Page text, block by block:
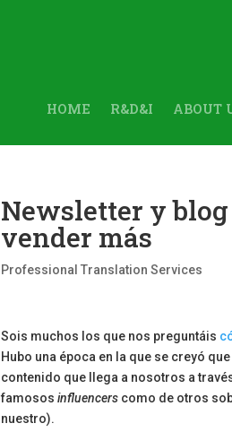
HOME R&D&I ABOUT
Newsletter y
vender más
Professional Translation Services
Sois muchos los que nos preguntáis
Hubo una época en la que se creyó
contenido que llega a nosotros a
famososinfluencers como de otros
nuestro).